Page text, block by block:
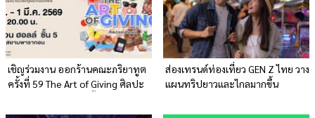
เชิญร่วมงาน ออกร้านคณะภริยาทูต
ครั้งที่ 59 The Art of Giving ศิลปะ
ส่องเทรนด์ท่องเที่ยว GEN Z ไทย วาง
แผนทริปยาวและไกลมากขึ้น